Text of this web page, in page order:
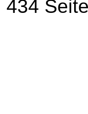
434